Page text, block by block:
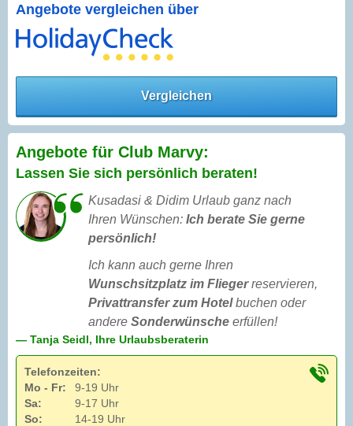
Angebote vergleichen über
Vergleichen
Angebote für Club Marvy:
Lassen Sie sich persönlich beraten!
Kusadasi & Didim Urlaub ganz nach
Ihren Wünschen: Ich berate Sie gerne
persönlich!
Ich kann auch gerne Ihren
Wunschsitzplatz im Fliegerreservieren,
Privattransfer zum Hotelbuchen oder
andere Sonderwünsche erfüllen!
— Tanja Seidl, Ihre Urlaubsberaterin
Telefonzeiten:
Mo - Fr:
9-19 Uhr
Sa:
9-17 Uhr
So:
14-19 Uhr